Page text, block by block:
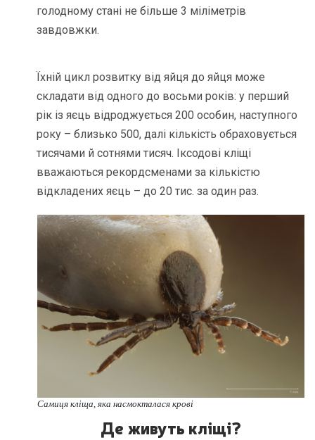
голодному стані не більше 3 міліметрів
завдовжки.
Їхній цикл розвитку від яйця до яйця може
складати від одного до восьми років: у перший
рік із яєць відроджується 200 особин, наступного
року – близько 500, далі кількість обраховується
тисячами й сотнями тисяч. Іксодові кліщі
вважаються рекордсменами за кількістю
відкладених яєць – до 20 тис. за один раз.
Самиця кліща, яка насмокталася крові
Де живуть кліщі?